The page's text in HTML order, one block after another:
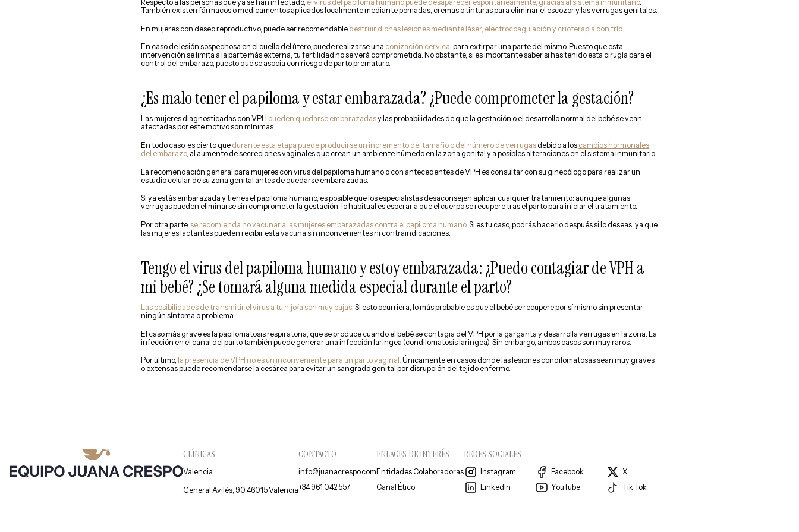
Respecto a las personas que ya se han infectado, el virus del papiloma humano puede desaparecer espontáneamente, gracias al sistema inmunitario.
También existen fármacos o medicamentos aplicados localmente mediante pomadas, cremas o tinturas para eliminar el escozor y las verrugas genitales.
En mujeres con deseo reproductivo, puede ser recomendable destruir dichas lesiones mediante láser, electrocoagulación y crioterapia con frío.
En caso de lesión sospechosa en el cuello del útero, puede realizarse una conización cervical para extirpar una parte del mismo. Puesto que esta
intervención se limita a la parte más externa, tu fertilidad no se verá comprometida. No obstante, si es importante saber si has tenido esta cirugía para el
control del embarazo, puesto que se asocia con riesgo de parto prematuro.
¿Es malo tener el papiloma y estar embarazada? ¿Puede comprometer la gestación?
Las mujeres diagnosticadas con VPH pueden quedarse embarazadasy las probabilidades de que la gestación o el desarrollo normal del bebé se vean
afectadas por este motivo son mínimas.
En todo caso, es cierto que durante esta etapa puede producirse un incremento del tamaño o del número de verrugas debido a los cambios hormonales
del embarazo, al aumento de secreciones vaginales que crean un ambiente húmedo en la zona genital y a posibles alteraciones en el sistema inmunitario.
La recomendación general para mujeres con virus del papiloma humano o con antecedentes de VPH es consultar con su ginecólogo para realizar un
estudio celular de su zona genital antes de quedarse embarazadas.
Si ya estás embarazada y tienes el papiloma humano, es posible que los especialistas desaconsejen aplicar cualquier tratamiento: aunque algunas
verrugas pueden eliminarse sin comprometer la gestación, lo habitual es esperar a que el cuerpo se recupere tras el parto para iniciar el tratamiento.
Por otra parte,se recomienda no vacunar a las mujeres embarazadas contra el papiloma humano. Si es tu caso, podrás hacerlo después si lo deseas, ya que
las mujeres lactantes pueden recibir esta vacuna sin inconvenientes ni contraindicaciones.
Tengo el virus del papiloma humano y estoy embarazada: ¿Puedo contagiar de VPH a
mi bebé? ¿Se tomará alguna medida especial durante el parto?
Las posibilidades de transmitir el virus a tu hijo/a son muy bajas . Si esto ocurriera, lo más probable es que el bebé se recupere por sí mismo sin presentar
ningún síntoma o problema.
El caso más grave es la papilomatosis respiratoria, que se produce cuando el bebé se contagia del VPH por la garganta y desarrolla verrugas en la zona. La
infección en el canal del parto también puede generar una infección laringea (condilomatosis laringea). Sin embargo, ambos casos son muy raros.
Por último, la presencia de VPH no es un inconveniente para un parto vaginal. Únicamente en casos donde las lesiones condilomatosas sean muy graves
o extensas puede recomendarse la cesárea para evitar un sangrado genital por disrupción del tejido enfermo.
CLÍNICAS
Valencia
General Avilés, 90 46015 Valencia
CONTACTO
info@juanacrespo.com
+34 961 042 557
ENLACES DE INTERÉS
Entidades Colaboradoras
Canal Ético
REDES SOCIALES
Instagram Facebook
X
LinkedIn
YouTube Tik Tok